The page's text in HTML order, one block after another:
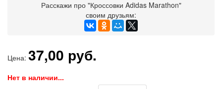
Расскажи про "Кроссовки Adidas Marathon"
своим друзьям:
Цена: 37,00 руб.
Нет в наличии...